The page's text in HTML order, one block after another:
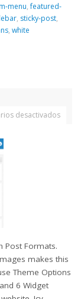
menu,featured-
, sticky-post,
,white
desactivados
Post Formats.
makes this
Theme Options
6 Widget